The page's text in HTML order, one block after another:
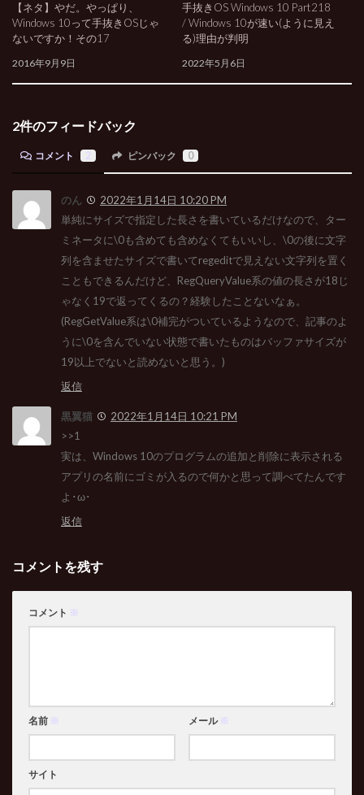
【ネタ】やだ。やっぱり、
Windows 10って手抜きOSじゃ
ないですか！その17
2016年9月9日
手抜きOS Windows 10 Part218
/ Windows 10が速い(ように見え
る)理由が判明
2022年5月6日
2件のフィードバック
コメント ピンバック 0
のん
2022年1月14日 10:20 PM
単純にサイズで指定した長さを書いているだけなので、ター
ミネータに\0も含めても含めなくてもいいし、\0の後に文字
列を含ませたサイズで書いてregeditで見えない文字列を置く
こともできるんだけど、RegQueryValue系の値の長さが18じ
ゃなく19で返ってくるの？経験したことないなぁ。
(RegGetValue系は\0補完がついているようなので、記事のよ
うに\0を含んでいない状態で書いたものはバッファサイズが
19以上でないと読めないと思う。)
返信
黒翼猫
2022年1月14日 10:21 PM
>>1
実は、Windows 10のプログラムの追加と削除に表示される
アプリの名前にゴミが入るので何かと思って調べてたんです
よ･ω･
返信
コメントを残す
コメント ※
名前 ※ メール ※
サイト